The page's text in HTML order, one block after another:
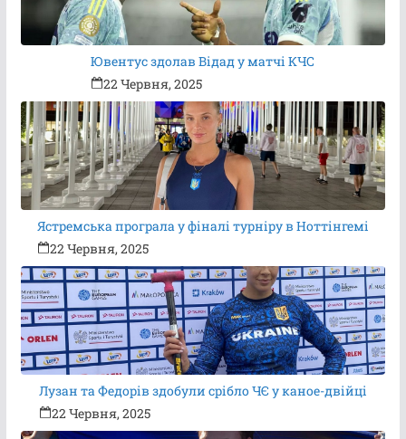
Ювентус здолав Відад у матчі КЧС
22 Червня, 2025
Ястремська програла у фіналі турніру в Ноттінгемі
22 Червня, 2025
Лузан та Федорів здобули срібло ЧЄ у каное-двійці
22 Червня, 2025